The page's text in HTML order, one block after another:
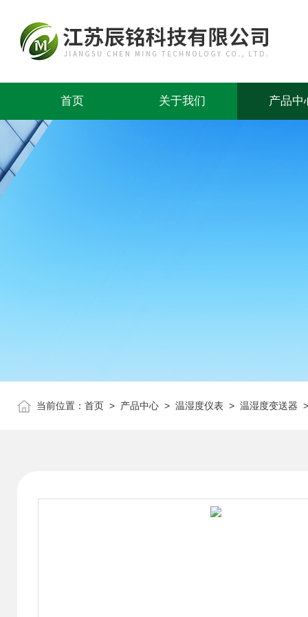
首页 关于我们 产品中
当前位置： 首页 > 产品中心 > 温湿度仪表 > 温湿度变送器